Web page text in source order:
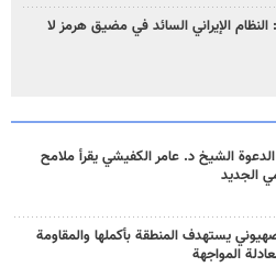
الإيراني السائد في مضيق هرمز لا
الشيخ د. عامر الكفيشي يقرأ ملامح
الجديد
يستهدف المنطقة بأكملها والمقاومة
المواجهة